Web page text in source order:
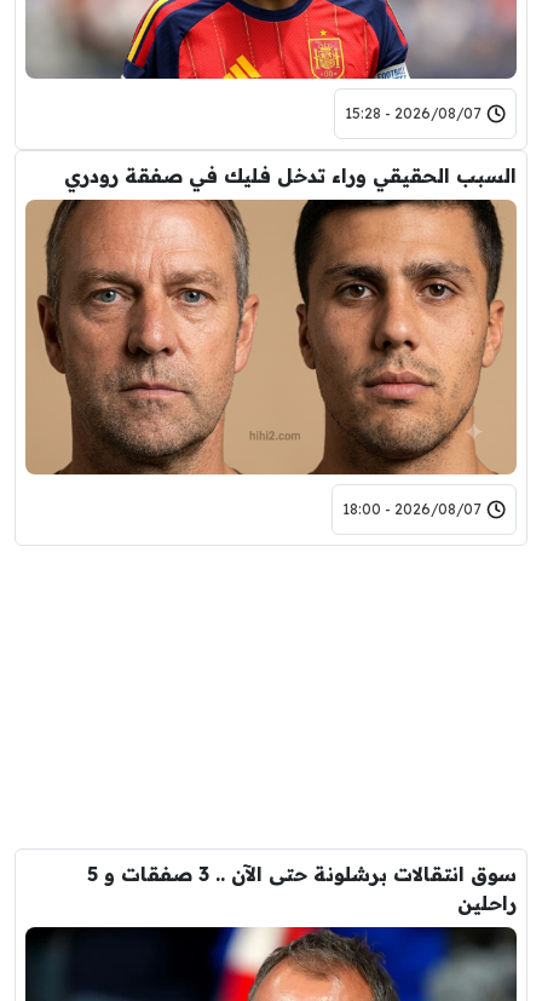
2026/08/07 - 15:28
السبب الحقيقي وراء تدخل فليك في صفقة رودري
2026/08/07 - 18:00
سوق انتقالات برشلونة حتى الآن .. 3 صفقات و 5
راحلين